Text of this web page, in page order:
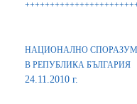
НАЦИОНАЛНО
В РЕПУБЛИКА БЪЛГАРИЯ
24.11.2010 г.